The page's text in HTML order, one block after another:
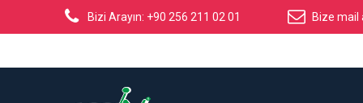
Bizi Arayın: +90 256 211 02 01 Bize mail